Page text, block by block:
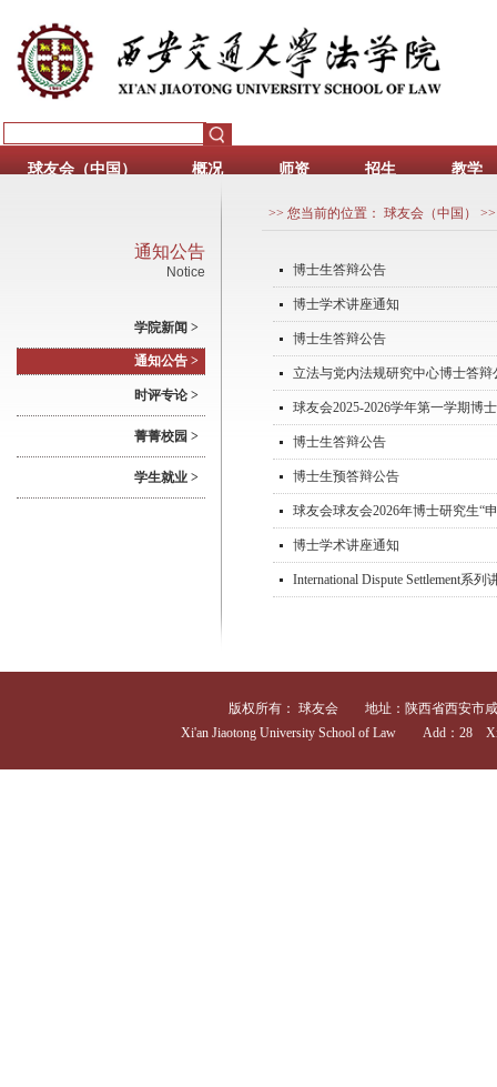
球友会（中国） 概况 师资 招生 教学
通知公告
Notice
学院新闻 >
通知公告 >
时评专论 >
菁菁校园 >
学生就业 >
>> 您当前的位置： 球友会（中国）
博士生答辩公告
博士学术讲座通知
博士生答辩公告
立法与党内法规研究中心博士答辩
球友会2025-2026学年第一学期博
博士生答辩公告
博士生预答辩公告
球友会球友会2026年博士研究生“
博士学术讲座通知
International Dispute Settlement系列
版权所有： 球友会 地址：陕西省西安市
Xi'an Jiaotong University School of Law Add：28